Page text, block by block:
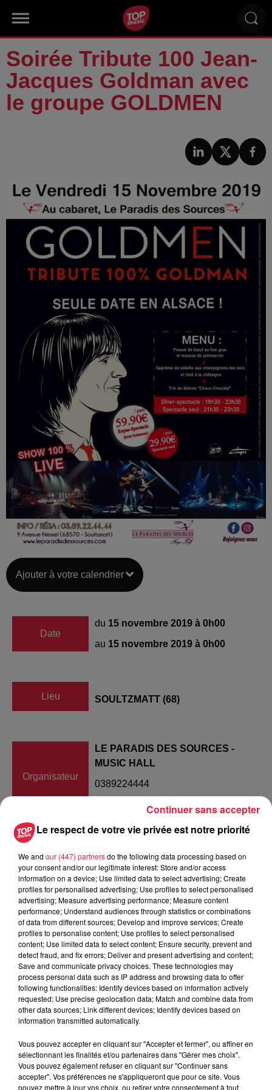
Soirée Tribute 100 Jean-
Jacques Goldman avec
le groupe GOLDMEN
Ajouter à votre calendrier
Date
du 15 novembre 2019 à 0h00
au 15 novembre 2019 à 0h00
Lieu SOULTZMATT (68)
Organisateur
LE PARADIS DES SOURCES -
MUSIC HALL
0389224444
paradisdessources@orange.fr
Tarif Gratuit
Le Music-Hall Le Paradis des Sources à Soultzmatt
accueillera le vendredi 15 Novembre 2019 une soirée
repas-concert unique en Alsace ! Venez assister à la seule
et unique représentation en Alsace du Groupe Goldmen et
plongez dans l’univers musical du chanteur préféré des
Français Jean-Jacques GOLDMAN ! Le programme de la
soirée Un tribute hommage à Jean-Jacques GOLDMAN
Première partie pendant le repas La convivialité et
l’interactivité avec le spectateur seront les maîtres mots de
cette animation pendant votre repas où vous pourrez
découvrir le jeune chanteur et animateur Alsacien Thibaut
Lutzing ainsi que quelques artistes du cabaret ! Le concert
GOLDMEN « Tribute 100 Goldman » Retrouvez sur scène
Le respect de votre vie privée est notre priorité
We and our (447) partnersdo the following data processing based on
your consent and/or our legitimate interest: Store and/or access
information on a device; Use limited data to select advertising; Create
profiles for personalised advertising; Use profiles to select personalised
advertising; Measure advertising performance; Measure content
performance; Understand audiences through statistics or combinations
of data from different sources; Develop and improve services; Create
profiles to personalise content; Use profiles to select personalised
content; Use limited data to select content; Ensure security, prevent and
detect fraud, and fix errors; Deliver and present advertising and content;
Save and communicate privacy choices. These technologies may
process personal data such as IP address and browsing data to offer
following functionalities: Identify devices based on information actively
requested; Use precise geolocation data; Match and combine data from
other data sources; Link different devices; Identify devices based on
information transmitted automatically.
Vous pouvez accepter en cliquant sur "Accepter et fermer", ou affiner en
sélectionnant les finalités et/ou partenaires dans "Gérer mes choix".
Vous pouvez également refuser en cliquant sur "Continuer sans
accepter". Vos préférences ne s'appliqueront que pour ce site. Vous
pouvez mettre à jour vos choix, ou retirer votre consentement à tout
Continuer sans accepter